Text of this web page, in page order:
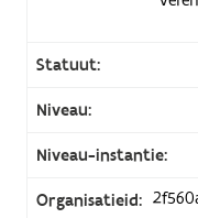
Statuut:
Niveau:
Niveau-instantie:
Organisatieid: